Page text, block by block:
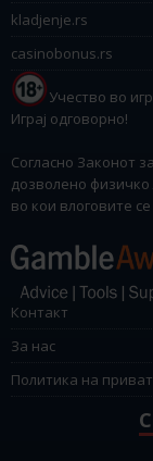
kladjenje.rs
casinobonus.rs
Учество во
Играј одговорно!
Согласно Законот
дозволено физичко
во кои влоговите
Контакт
За нас
Политика на